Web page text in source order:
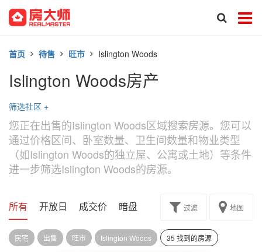
首页 待售 旺市 Islington Woods
Islington Woods房产
筛选社区 +
您正在出售的Islington Woods区域搜索房源。您可以
通过价格区间、卧室数量、卫生间数量和物业类型
（如Islington Woods的独立屋、公寓或土地）等条件
进一步筛选Islington Woods的房源。
所有 开放日 成交价 暗盘 楼花转让过滤 地图
民宅 出售 旺市 Islington Woods 35 找到的房源